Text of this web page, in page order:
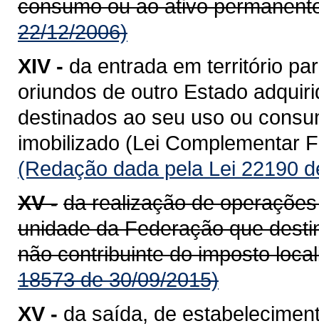
consumo ou ao ativo
22/12/2006)
XIV - da entrada em território
oriundos de outro Estado
destinados ao seu uso ou
imobilizado (Lei Complementar
(Redação dada pela Lei 22190
XV - da realização de
unidade da Federação que
não contribuinte do imposto
18573 de 30/09/2015)
XV - da saída, de